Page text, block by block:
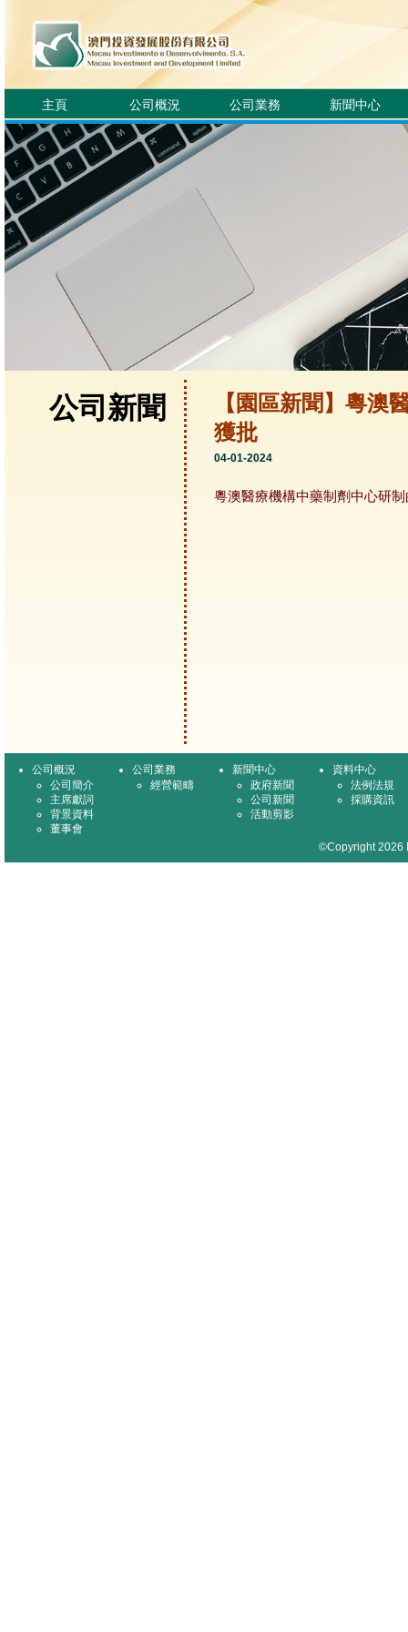
主頁 公司概況 公司業務 新聞中心
公司新聞
【園區新聞】粵澳
獲批
04-01-2024
粵澳醫療機構中藥制劑中心研制
公司概況
公司簡介
主席獻詞
背景資料
董事會
公司業務
經營範疇
新聞中心
政府新聞
公司新聞
活動剪影
資料中心
法例法規
採購資訊
©Copyright 2026